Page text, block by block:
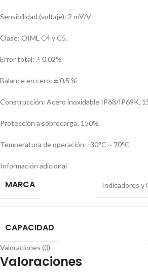
Sensibilidad (voltaje): 2 mV/V
Clase: OIML C4 y C5.
Error total: ± 0.02%
Balance en cero: ± 0.5 %
Construcción: Acero inoxidable IP68/IP69K,
Protección a sobrecarga: 150%
Temperatura de operación: -30°C ~ 70°C
Información adicional
MARCA Indicadores y
CAPACIDAD
Valoraciones (0)
Valoraciones